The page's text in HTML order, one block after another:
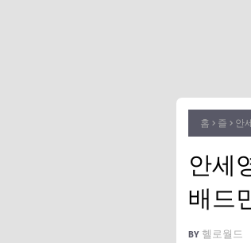
홈 즐 안
안세
배드
헬로월드